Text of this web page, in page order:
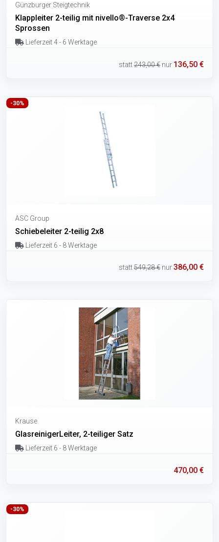
Günzburger Steigtechnik
Klappleiter 2-teilig mit nivello®-Traverse 2x4
Sprossen
Lieferzeit 4 - 6 Werktage
statt243,00 € nur 136,50 €
-30%
ASC Group
Schiebeleiter 2-teilig 2x8
Lieferzeit 6 - 8 Werktage
statt549,28 € nur386,00 €
Krause
GlasreinigerLeiter, 2-teiliger Satz
Lieferzeit 6 - 8 Werktage
470,00 €
-30%